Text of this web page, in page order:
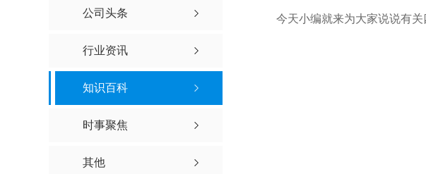
公司头条
行业资讯
知识百科
时事聚焦
其他
今天小编就来为大家说说有